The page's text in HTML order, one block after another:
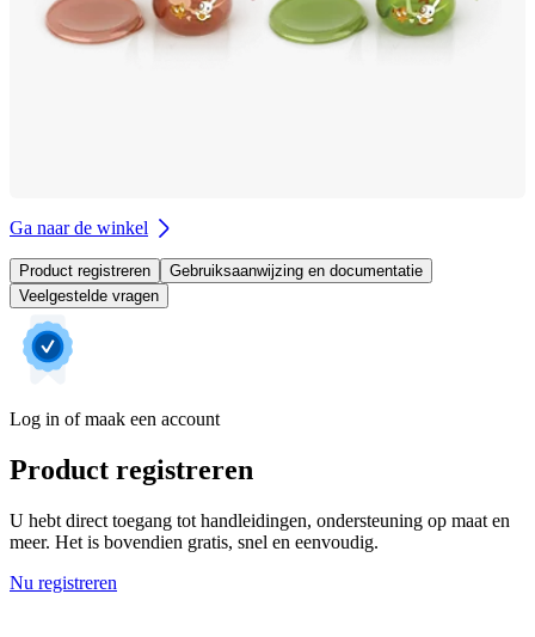
Ga naar de winkel
Product registreren
Gebruiksaanwijzing en documentatie
Veelgestelde vragen
Log in of maak een account
Product registreren
U hebt direct toegang tot handleidingen, ondersteuning op maat en
meer. Het is bovendien gratis, snel en eenvoudig.
Nu registreren